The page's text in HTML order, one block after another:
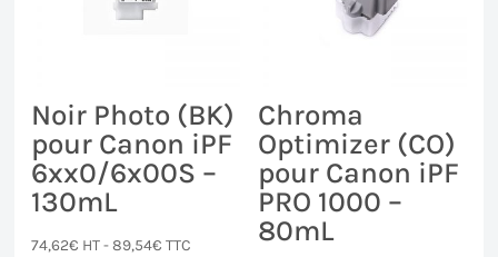
Noir Photo (BK)
pour Canon iPF
6xx0/6x00S –
130mL
74,62€ HT -89,54€ TTC
Chroma
Optimizer (CO)
pour Canon iPF
PRO 1000 –
80mL